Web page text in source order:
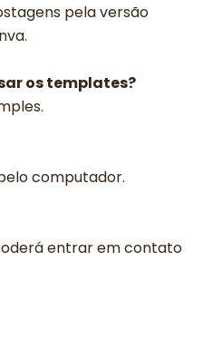
pela versão
os templates?
computador.
entrar em contato